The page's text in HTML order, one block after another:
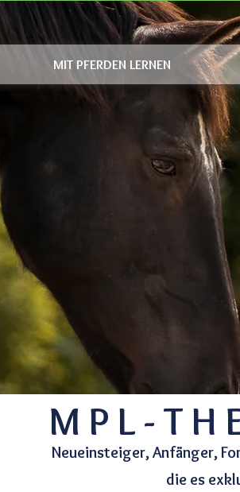
MIT PFERDEN LERNEN
M P L - T H
Neueinsteiger, Anfänger,
die es